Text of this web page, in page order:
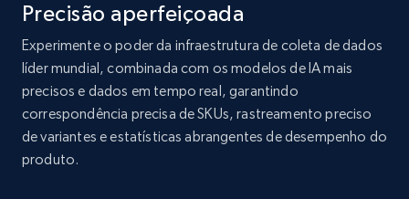
Home Depot US - Discover products by
specified UPC
URL, Domain, Country code, Model number,
Sku, Product id, Product name, Manufacturer,
Precisão aperfeiçoada
Experimente o poder da infraestrutura de coleta de dados
líder mundial, combinada com os modelos de IA mais
precisos e dados em tempo real, garantindo
correspondência precisa de SKUs, rastreamento preciso
de variantes e estatísticas abrangentes de desempenho do
produto.